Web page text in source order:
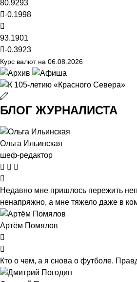
80.9293
-0.1998
93.1901
-0.3923
Курс валют на 06.08.2026
БЛОГ ЖУРНАЛИСТА
Ольга Ильинская
шеф-редактор
Недавно мне пришлось пережить
ненапряжно, а мне тяжело даже в
Артём Помялов
Кто о чем, а я снова о футболе.